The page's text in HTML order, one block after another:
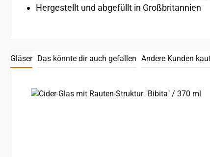
Hergestellt und abgefüllt in Großbritannien
Gläser Das könnte dir auch gefallen Andere Kunden